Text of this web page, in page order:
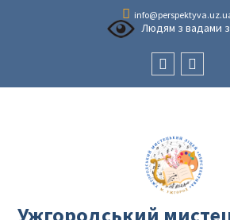
Людям з вадами